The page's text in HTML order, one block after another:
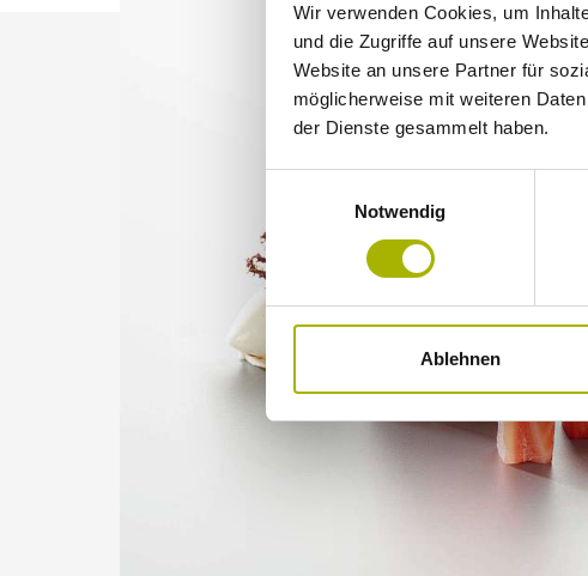
Wir verwenden Cookies, um
und die Zugriffe auf unsere
Website an unsere Partner für
möglicherweise mit weiteren
der Dienste gesammelt haben.
Notwendig
Ablehnen